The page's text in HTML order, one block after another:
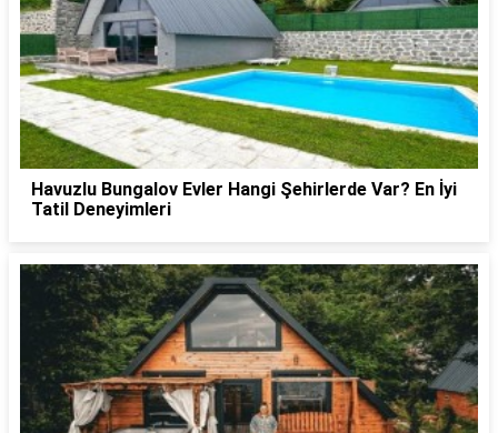
Havuzlu Bungalov Evler Hangi Şehirlerde Var? En İyi
Tatil Deneyimleri